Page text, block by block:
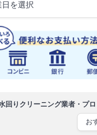
日を選択
回りクリーニング業者・プロ